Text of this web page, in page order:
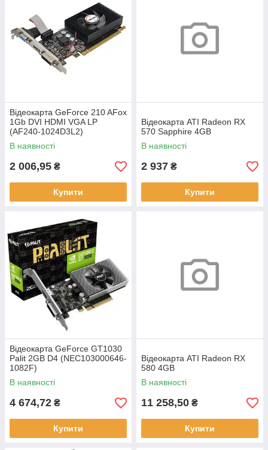
Відеокарта GeForce 210 AFox
1Gb DVI HDMI VGA LP
(AF240-1024D3L2)
В наявності
2 006,95 ₴
Купити
Відеокарта ATI Radeon RX
570 Sapphire 4GB
В наявності
2 937 ₴
Купити
Відеокарта GeForce GT1030
Palit 2GB D4 (NEC103000646-
1082F)
В наявності
4 674,72 ₴
Купити
Відеокарта ATI Radeon RX
580 4GB
В наявності
11 258,50 ₴
Купити